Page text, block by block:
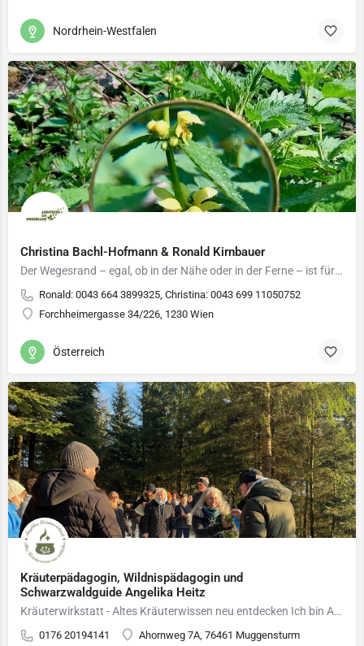
Nordrhein-Westfalen
Christina Bachl-Hofmann & Ronald Kirnbauer
Der Wegesrand – egal, ob in der Nähe oder in der Ferne – ist für uns immer ein Abenteuer! Wir verbinden in…
Ronald: 0043 664 3899325, Christina: 0043 699 11050752
Forchheimergasse 34/226, 1230 Wien
Österreich
Kräuterpädagogin, Wildnispädagogin und
Schwarzwaldguide Angelika Heitz
Kräuterwirkstatt - Altes Kräuterwissen neu entdecken Ich bin Angelika Heitz, Kräuterpädagogin,…
0176 20194141 Ahornweg 7A, 76461 Muggensturm